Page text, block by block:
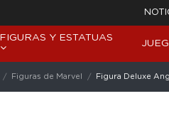
FIGURAS Y ESTATUAS
Figuras de Marvel Figura Deluxe